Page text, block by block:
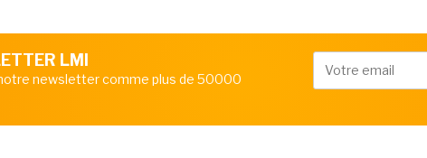
LMI
newsletter comme plus de 50000